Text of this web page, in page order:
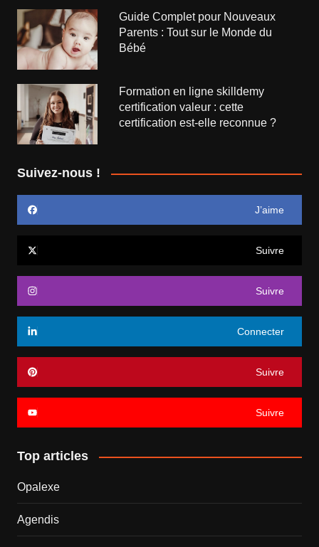
Guide Complet pour Nouveaux
Parents : Tout sur le Monde du
Bébé
Formation en ligne skilldemy
certification valeur : cette
certification est-elle reconnue ?
Suivez-nous !
J’aime
Suivre
Suivre
Connecter
Suivre
Suivre
Top articles
Opalexe
Agendis